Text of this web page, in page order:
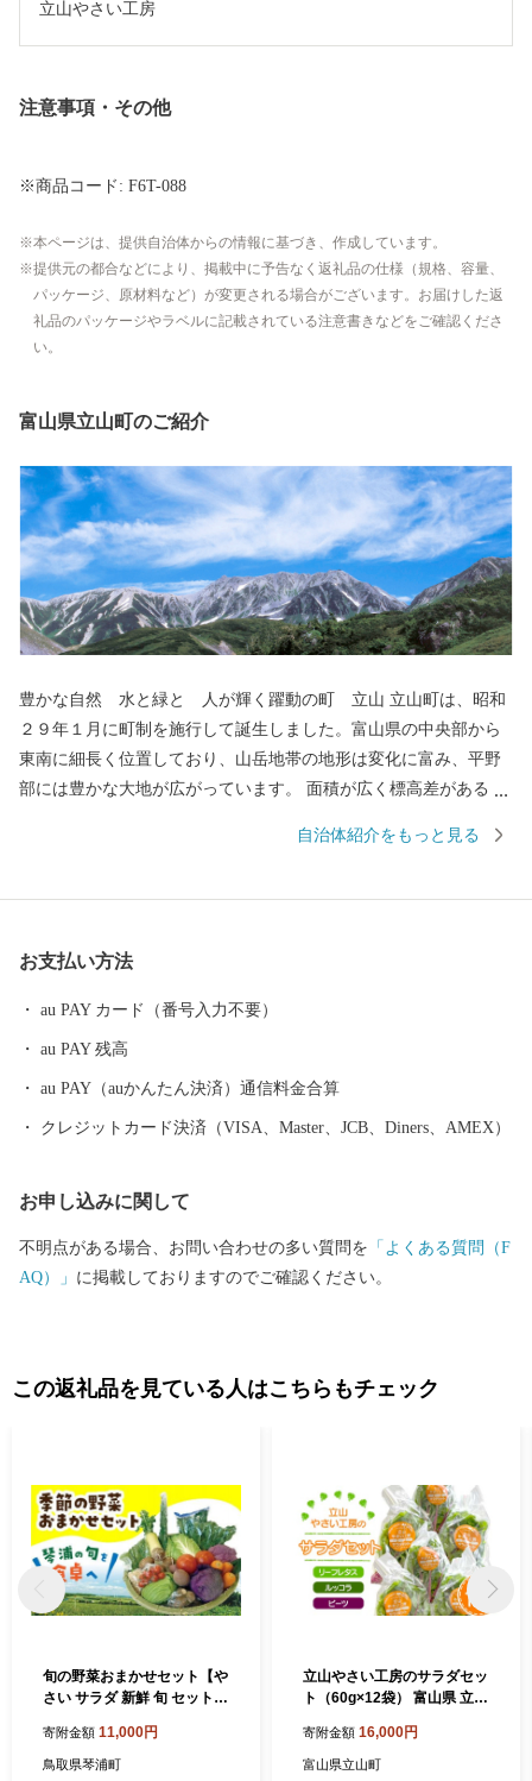
立山やさい工房
注意事項・その他
※商品コード: F6T-088
本ページは、提供自治体からの情報に基づき、作成しています。
提供元の都合などにより、掲載中に予告なく返礼品の仕様（規格、容量、
パッケージ、原材料など）が変更される場合がございます。お届けした返
礼品のパッケージやラベルに記載されている注意書きなどをご確認くださ
い。
富山県立山町のご紹介
豊かな自然 水と緑と 人が輝く躍動の町 立山 立山町は、昭和
２９年１月に町制を施行して誕生しました。富山県の中央部から
東南に細長く位置しており、山岳地帯の地形は変化に富み、平野
部には豊かな大地が広がっています。 面積が広く標高差があるた
どりに景色を変えていきます。「立山曼荼羅」にも描かれ信仰の
地としても発展してきました。高さ20ｍにも迫る「雪の大谷」、
も多く催され、なかでも立山信仰の拠点、芦峅寺で3年に一度行わ
れる女人救済の儀式「布橋灌頂会」には日本中から多くの方が訪
自治体紹介をもっと見る
お支払い方法
au PAY カード（番号入力不要）
au PAY 残高
au PAY（auかんたん決済）通信料金合算
クレジットカード決済（VISA、Master、JCB、Diners、AMEX）
お申し込みに関して
不明点がある場合、お問い合わせの多い質問を 「よくある質問（F
AQ）」 に掲載しておりますのでご確認ください。
この返礼品を見ている人はこちらもチェック
旬の野菜おまかせセット【や
さい サラダ 新鮮 旬 セット
送料無料】
寄附金額 11,000円
鳥取県琴浦町
立山やさい工房のサラダセッ
ト（60g×12袋） 富山県 立山
寄附金額 16,000円
富山県立山町